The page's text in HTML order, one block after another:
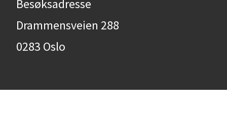
Besøksadresse
Drammensveien 288
0283 Oslo